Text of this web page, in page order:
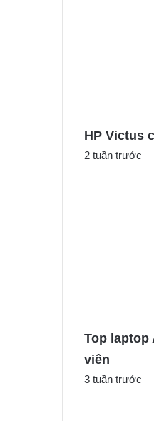
HP Victus
2 tuần trước
Top laptop
viên
3 tuần trước